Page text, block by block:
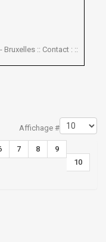
Bruxelles :: Contact : ::
Affichage #
7 8
9
10